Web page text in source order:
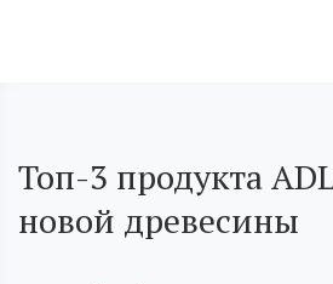
Топ-3 продукта
новой древесины